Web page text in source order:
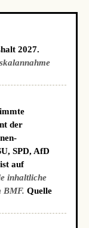
2027.
der
SPD, AfD
auf
inhaltliche
BMF. Quelle